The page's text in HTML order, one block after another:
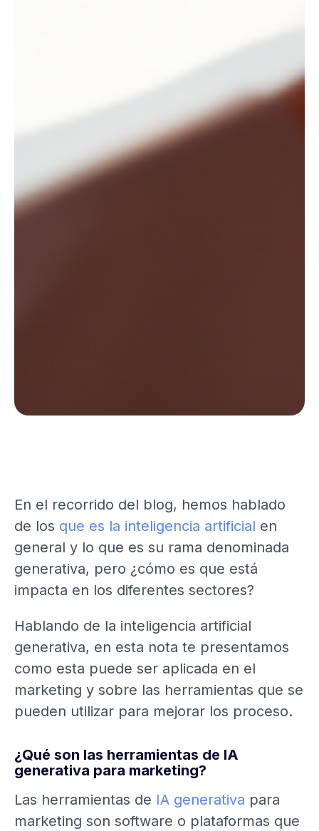
En el recorrido del blog, hemos hablado
de los que es la inteligencia artificial en
general y lo que es su rama denominada
generativa, pero ¿cómo es que está
impacta en los diferentes sectores?
Hablando de la inteligencia artificial
generativa, en esta nota te presentamos
como esta puede ser aplicada en el
marketing y sobre las herramientas que se
pueden utilizar para mejorar los proceso.
¿Qué son las herramientas de IA
generativa para marketing?
Las herramientas de IA generativa para
marketing son software o plataformas que